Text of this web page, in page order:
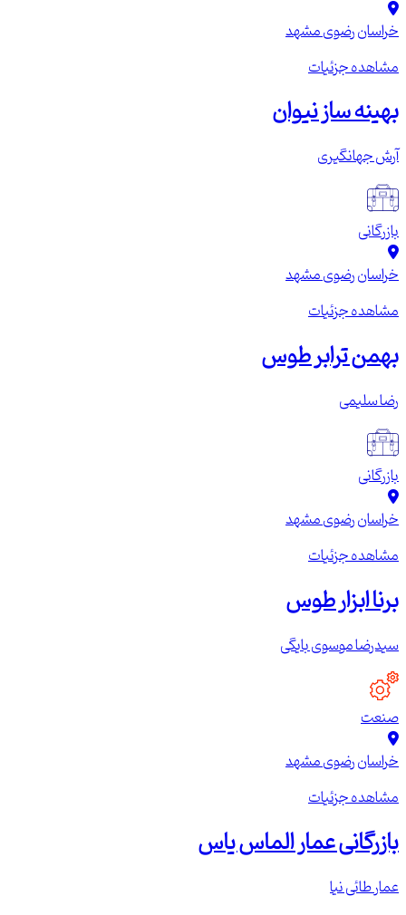
خراسان رضویمشهد
مشاهده جزئیات
بهینه ساز نیوان
آرش جهانگیری
بازرگانی
خراسان رضویمشهد
مشاهده جزئیات
بهمن ترابر طوس
رضا سلیمی
بازرگانی
خراسان رضویمشهد
مشاهده جزئیات
برنا ابزار طوس
سیدرضا موسوی بایگی
صنعت
خراسان رضویمشهد
مشاهده جزئیات
بازرگانی عمار الماس یاس
عمار طائی نیا